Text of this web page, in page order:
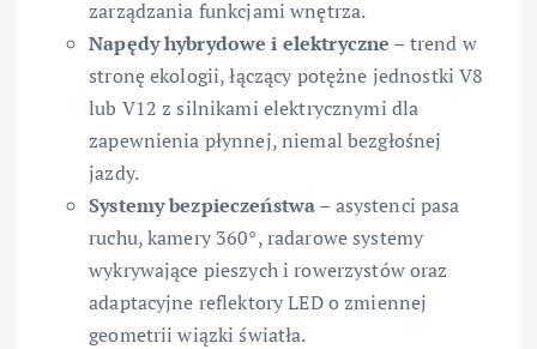
zarządzania funkcjami wnętrza.
Napędy hybrydowe i elektryczne – trend w
stronę ekologii, łączący potężne jednostki V8
lub V12 z silnikami elektrycznymi dla
zapewnienia płynnej, niemal bezgłośnej
jazdy.
Systemy bezpieczeństwa– asystenci pasa
ruchu, kamery 360°, radarowe systemy
wykrywające pieszych i rowerzystów oraz
adaptacyjne reflektory LED o zmiennej
geometrii wiązki światła.